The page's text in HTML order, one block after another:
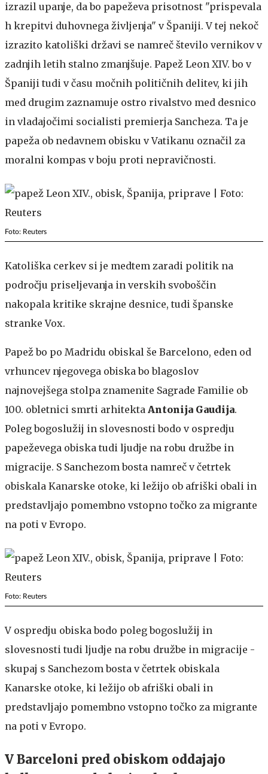
izrazil upanje, da bo papeževa prisotnost "prispevala
h krepitvi duhovnega življenja" v Španiji. V tej nekoč
izrazito katoliški državi se namreč število vernikov v
zadnjih letih stalno zmanjšuje. Papež Leon XIV. bo v
Španiji tudi v času močnih političnih delitev, ki jih
med drugim zaznamuje ostro rivalstvo med desnico
in vladajočimi socialisti premierja Sancheza. Ta je
papeža ob nedavnem obisku v Vatikanu označil za
moralni kompas v boju proti nepravičnosti.
Foto: Reuters
Katoliška cerkev si je medtem zaradi politik na
področju priseljevanja in verskih svoboščin
nakopala kritike skrajne desnice, tudi španske
stranke Vox.
Papež bo po Madridu obiskal še Barcelono, eden od
vrhuncev njegovega obiska bo blagoslov
najnovejšega stolpa znamenite Sagrade Familie ob
100. obletnici smrti arhitekta Antonija Gaudija.
Poleg bogoslužij in slovesnosti bodo v ospredju
papeževega obiska tudi ljudje na robu družbe in
migracije. S Sanchezom bosta namreč v četrtek
obiskala Kanarske otoke, ki ležijo ob afriški obali in
predstavljajo pomembno vstopno točko za migrante
na poti v Evropo.
Foto: Reuters
V ospredju obiska bodo poleg bogoslužij in
slovesnosti tudi ljudje na robu družbe in migracije -
skupaj s Sanchezom bosta v četrtek obiskala
Kanarske otoke, ki ležijo ob afriški obali in
predstavljajo pomembno vstopno točko za migrante
na poti v Evropo.
V Barceloni pred obiskom oddajajo